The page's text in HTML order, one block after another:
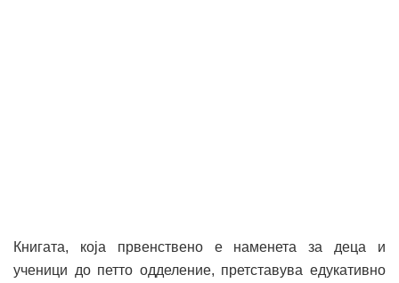
Книгата, која првенствено е наменета за деца и
ученици до петто одделение, претставува едукативно